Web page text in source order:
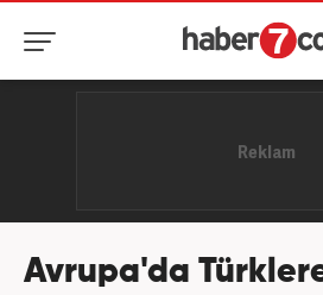
Avrupa'da